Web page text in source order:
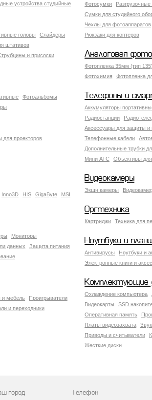
устройства студийные Фотосумки
Сумки для студийного
Чехлы для фотоаппаратов
Рюкзаки для коптеров
головы
Слайдеры
штативов
и присоски
Аналоговая
Фотопленка 35мм (тип 135)
Фотохимия
Фотопленка
Фотоальбомы
Телефоны и
Аккумуляторы
Радиостанции
Аксессуары для защиты и
Телефонные кабели
Дополнительные трубки
Мини АТС
Объективы
для проекторов
Видеокамеры
Экшн камеры
Inno3D HIS GigaByte
MSI
Оргтехника
Картриджи Техника для
Мониторы
данных
Защита питания
Ноутбуки и
Антивирусы Ноутбуки и
Электронные книги и
Комплектующие
Охлаждение компьютера
Видеокарты
SSD
Оперативная память
Платы видеозахвата
Приводы и считыватели
Жесткие диски
и мебель
Проигрыватели
и переходники
город Телефон